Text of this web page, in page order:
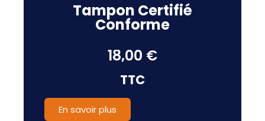
Tampon Certifié
Conforme
18,00 €
TTC
En savoir plus